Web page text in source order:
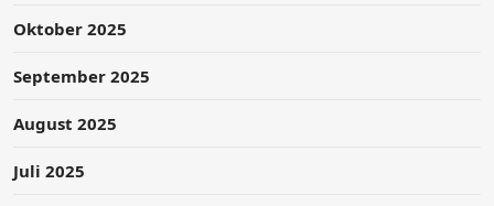
Oktober 2025
September 2025
August 2025
Juli 2025